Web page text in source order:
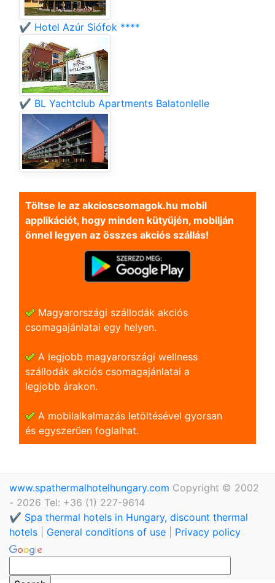
✔️ Hotel Azúr Siófok ****
✔️ BL Yachtclub Apartments Balatonlelle
Töltse le az akcioscsomagok.hu mobil
applikációt, hogy minden kütyüjén, mobilján
önnel legyen az összes akciós szállás!
Magyarországi szállodák akciós
csomagajánlatai egy helyen.
A legjobb magyarországi wellness
szállodák akciós csomagajánlatai a
legjobb árakon.
A mobilalkalmazás letöltésével gyorsan
és egyszerũen foglalhat.
www.spathermalhotelhungary.com Copyright © 2002
- 2026 Tel: +36 (1) 227-9614
✔️ Spa thermal hotels in Hungary, discount thermal
hotels
General conditions of use Privacy policy